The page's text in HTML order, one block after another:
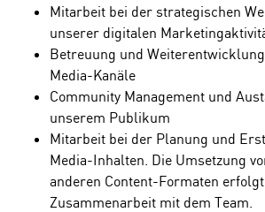
Mitarbeit bei der strategischen
unserer digitalen
Betreuung und
Media-Kanäle
Community Management und
unserem Publikum
Mitarbeit bei der Planung und
Media-Inhalten. Die Umsetzung
anderen Content-Formaten
Zusammenarbeit mit dem Team.